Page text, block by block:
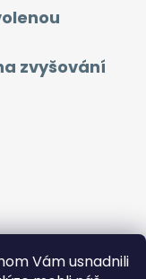
Vám usnadnili
zvyšování